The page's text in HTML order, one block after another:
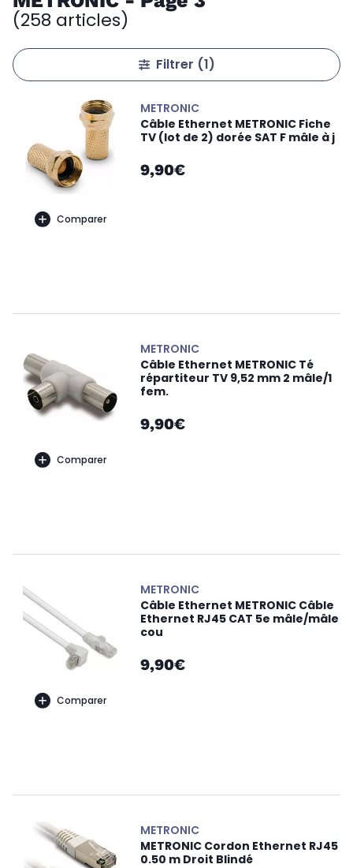
(258 articles)
Filtrer (1)
Comparer
METRONIC
Câble Ethernet METRONIC Fiche
TV (lot de 2) dorée SAT F mâle à j
9,90€
Comparer
METRONIC
Câble Ethernet METRONIC Té
répartiteur TV 9,52 mm 2 mâle/1
fem.
9,90€
Comparer
METRONIC
Câble Ethernet METRONIC Câble
Ethernet RJ45 CAT 5e mâle/mâle
cou
9,90€
METRONIC
METRONIC Cordon Ethernet RJ45
0.50 m Droit Blindé